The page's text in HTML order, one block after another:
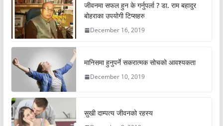
जीवनमा सफल हुन के गर्नुपर्ला ? डा. राम बहादुर
बोहराका उपयोगी टिप्सहरु
December 16, 2019
मानिसमा हुनुपर्ने सकरात्मक सोचको आवश्यकता
December 10, 2019
सुखी दाम्पत्य जीवनको रहस्य